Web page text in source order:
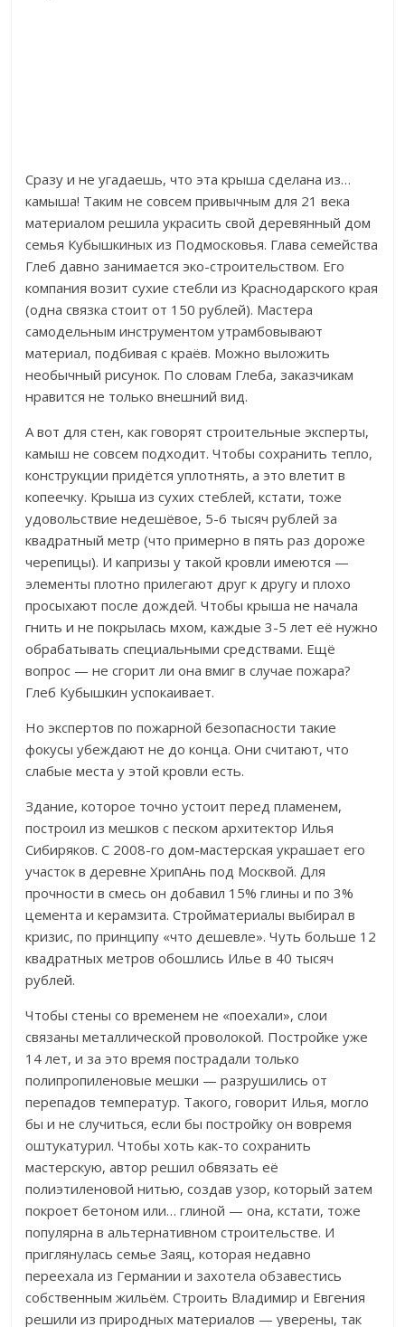
Сразу и не угадаешь, что эта крыша сделана из…
камыша! Таким не совсем привычным для 21 века
материалом решила украсить свой деревянный дом
семья Кубышкиных из Подмосковья. Глава семейства
Глеб давно занимается эко-строительством. Его
компания возит сухие стебли из Краснодарского края
(одна связка стоит от 150 рублей). Мастера
самодельным инструментом утрамбовывают
материал, подбивая с краёв. Можно выложить
необычный рисунок. По словам Глеба, заказчикам
нравится не только внешний вид.
А вот для стен, как говорят строительные эксперты,
камыш не совсем подходит. Чтобы сохранить тепло,
конструкции придётся уплотнять, а это влетит в
копеечку. Крыша из сухих стеблей, кстати, тоже
удовольствие недешёвое, 5-6 тысяч рублей за
квадратный метр (что примерно в пять раз дороже
черепицы). И капризы у такой кровли имеются —
элементы плотно прилегают друг к другу и плохо
просыхают после дождей. Чтобы крыша не начала
гнить и не покрылась мхом, каждые 3-5 лет её нужно
обрабатывать специальными средствами. Ещё
вопрос — не сгорит ли она вмиг в случае пожара?
Глеб Кубышкин успокаивает.
Но экспертов по пожарной безопасности такие
фокусы убеждают не до конца. Они считают, что
слабые места у этой кровли есть.
Здание, которое точно устоит перед пламенем,
построил из мешков с песком архитектор Илья
Сибиряков. С 2008-го дом-мастерская украшает его
участок в деревне ХрипАнь под Москвой. Для
прочности в смесь он добавил 15% глины и по 3%
цемента и керамзита. Стройматериалы выбирал в
кризис, по принципу «что дешевле». Чуть больше 12
квадратных метров обошлись Илье в 40 тысяч
рублей.
Чтобы стены со временем не «поехали», слои
связаны металлической проволокой. Постройке уже
14 лет, и за это время пострадали только
полипропиленовые мешки — разрушились от
перепадов температур. Такого, говорит Илья, могло
бы и не случиться, если бы постройку он вовремя
оштукатурил. Чтобы хоть как-то сохранить
мастерскую, автор решил обвязать её
полиэтиленовой нитью, создав узор, который затем
покроет бетоном или… глиной — она, кстати, тоже
популярна в альтернативном строительстве. И
приглянулась семье Заяц, которая недавно
переехала из Германии и захотела обзавестись
собственным жильём. Строить Владимир и Евгения
решили из природных материалов — уверены, так